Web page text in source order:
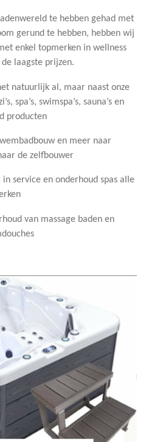
te hebben gehad met
gerund te hebben, hebben wij
enkel topmerken in wellness
laagste prijzen.
natuurlijk al, maar naast onze
spa’s, swimspa’s, sauna’s en
producten
en meer naar
de zelfbouwer
service en onderhoud spas alle
van massage baden en